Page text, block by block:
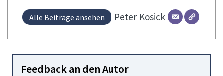
Alle Beiträge ansehen Peter Kosick
Feedback an den Autor